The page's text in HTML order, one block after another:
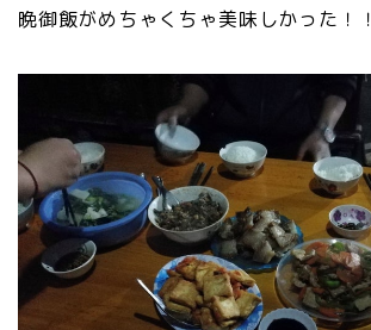
晩御飯がめちゃくちゃ美味しかった！！